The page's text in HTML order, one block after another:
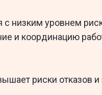
низким уровнем
и координацию
риски отказов